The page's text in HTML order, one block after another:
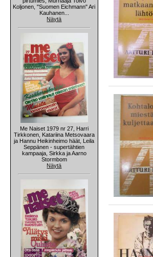
Koljonen, "Suomen Eichmann" Ari
Kauhanen...
Näytä
Me Naiset 1979 nr 27, Harri
Tirkkonen, Katariina Metsovaara
ja Hannu Heikinheimo häät, Leila
Seppänen - supertähtien
kampaaja, Sirkka ja Aarno
Stormbom
Näytä